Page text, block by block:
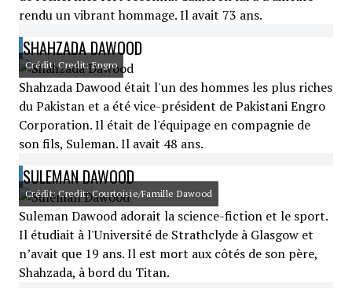
rendu un vibrant hommage. Il avait 73 ans.
SHAHZADA DAWOOD
Crédit: Credit: Engro
Shahzada Dawood était l'un des hommes les plus riches
du Pakistan et a été vice-président de Pakistani Engro
Corporation. Il était de l'équipage en compagnie de
son fils, Suleman. Il avait 48 ans.
SULEMAN DAWOOD
Crédit: Credit: Courtoisie/Famille Dawood
Suleman Dawood adorait la science-fiction et le sport.
Il étudiait à l'Université de Strathclyde à Glasgow et
n’avait que 19 ans. Il est mort aux côtés de son père,
Shahzada, à bord du Titan.